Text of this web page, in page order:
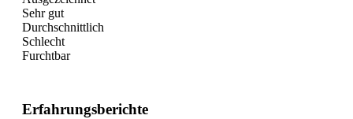
Sehr gut
Durchschnittlich
Schlecht
Furchtbar
Erfahrungsberichte